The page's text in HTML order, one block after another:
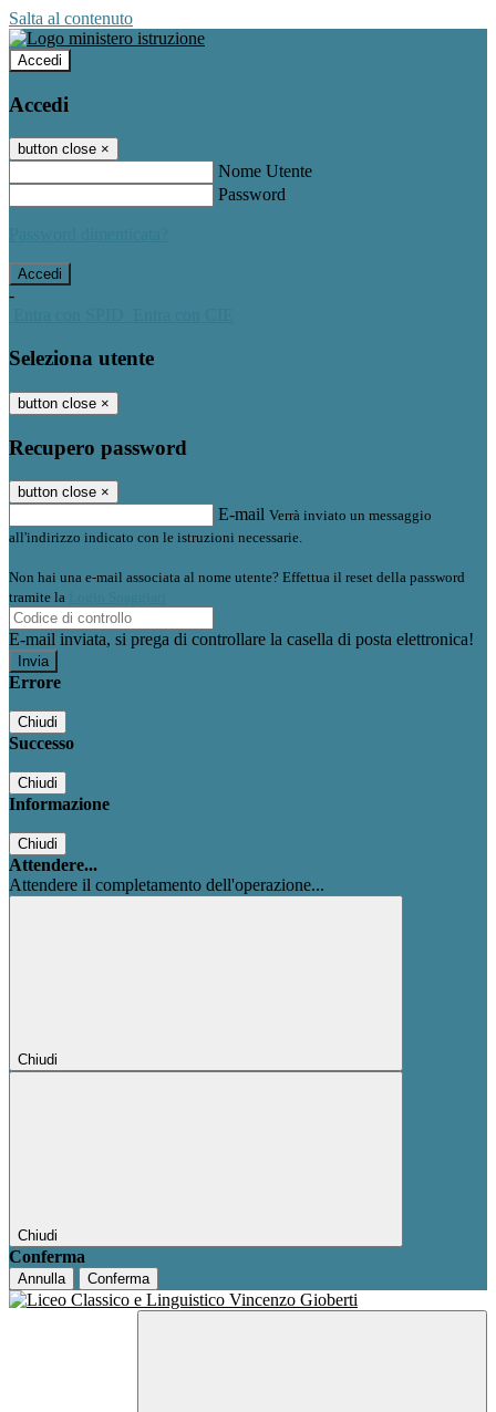
Salta al contenuto
Accedi
Accedi
button close ×
Nome Utente
Password
-
Seleziona utente
button close ×
Recupero password
button close ×
E-mail Verrà inviato un messaggio
all'indirizzo indicato con le istruzioni necessarie.
Non hai una e-mail associata al nome utente? Effettua il reset della password
tramite la
E-mail inviata, si prega di controllare la casella di posta elettronica!
Errore
Chiudi
Successo
Chiudi
Informazione
Chiudi
Attendere...
Attendere il completamento dell'operazione...
Chiudi
Chiudi
Conferma
Annulla Conferma